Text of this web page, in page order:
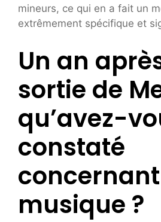
mineurs, ce qui en a fait un
extrêmement spécifique et
Un an
sortie de
qu’avez-
constaté
musique ?